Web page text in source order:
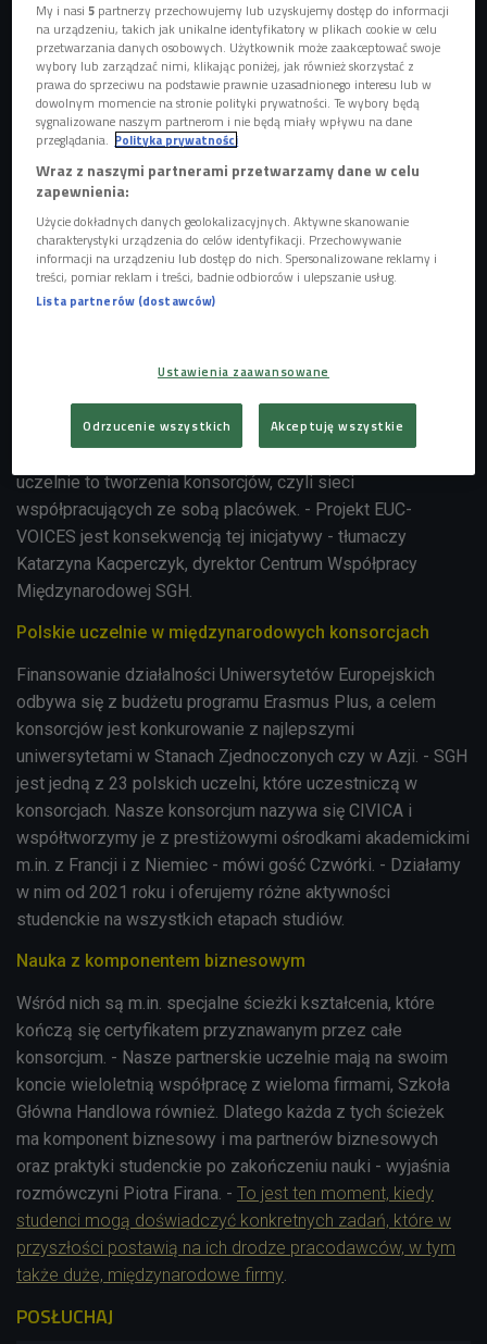
W 2019 roku Komisja Europejska zainicjowała
projekt Uniwersytetów Europejskich.
W skład konsorcjów weszły najlepsze ośrodki
akademickie z Europy.
Wśród nich są 23 polskie uczelnie - w tym Szkoła
Główna Handlowa w Warszawie.
Konsorcjum CIVICA oferuje różne aktywności
studenckie na wszystkich etapach studiów.
Najnowszy projekt - Projekt EUC-VOICES - ma na
celu wzmocnienie zaangażowania i pobudzenie
Uniwersytety Europejskie - co to jest?
W 2019 roku Komisja Europejska powołała pilotażowy
projekt Uniwersytetów Europejskich i zachęcała najlepsze
uczelnie to tworzenia konsorcjów, czyli sieci
współpracujących ze sobą placówek. - Projekt EUC-
VOICES jest konsekwencją tej inicjatywy - tłumaczy
Katarzyna Kacperczyk, dyrektor Centrum Współpracy
Międzynarodowej SGH.
Polskie uczelnie w międzynarodowych konsorcjach
Finansowanie działalności Uniwersytetów Europejskich
odbywa się z budżetu programu Erasmus Plus, a celem
konsorcjów jest konkurowanie z najlepszymi
uniwersytetami w Stanach Zjednoczonych czy w Azji. - SGH
jest jedną z 23 polskich uczelni, które uczestniczą w
konsorcjach. Nasze konsorcjum nazywa się CIVICA i
współtworzymy je z prestiżowymi ośrodkami akademickimi
m.in. z Francji i z Niemiec - mówi gość Czwórki. - Działamy
w nim od 2021 roku i oferujemy różne aktywności
studenckie na wszystkich etapach studiów.
Nauka z komponentem biznesowym
Wśród nich są m.in. specjalne ścieżki kształcenia, które
kończą się certyfikatem przyznawanym przez całe
konsorcjum. - Nasze partnerskie uczelnie mają na swoim
koncie wieloletnią współpracę z wieloma firmami, Szkoła
Główna Handlowa również. Dlatego każda z tych ścieżek
ma komponent biznesowy i ma partnerów biznesowych
oraz praktyki studenckie po zakończeniu nauki - wyjaśnia
rozmówczyni Piotra Firana. - To jest ten moment, kiedy
studenci mogą doświadczyć konkretnych zadań, które w
przyszłości postawią na ich drodze pracodawców, w tym
także duże, międzynarodowe firmy.
POSŁUCHAJ
My i nasi5 partnerzy przechowujemy lub uzyskujemy dostęp do informacji
na urządzeniu, takich jak unikalne identyfikatory w plikach cookie w celu
przetwarzania danych osobowych. Użytkownik może zaakceptować swoje
wybory lub zarządzać nimi, klikając poniżej, jak również skorzystać z
prawa do sprzeciwu na podstawie prawnie uzasadnionego interesu lub w
dowolnym momencie na stronie polityki prywatności. Te wybory będą
sygnalizowane naszym partnerom i nie będą miały wpływu na dane
przeglądania. Polityka prywatności
Wraz z naszymi partnerami przetwarzamy dane w celu
zapewnienia:
Użycie dokładnych danych geolokalizacyjnych. Aktywne skanowanie
charakterystyki urządzenia do celów identyfikacji. Przechowywanie
informacji na urządzeniu lub dostęp do nich. Spersonalizowane reklamy i
treści, pomiar reklam i treści, badnie odbiorców i ulepszanie usług.
Lista partnerów (dostawców)
Ustawienia zaawansowane
Odrzucenie wszystkich Akceptuję wszystkie